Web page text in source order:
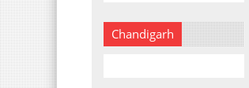
Chandigarh